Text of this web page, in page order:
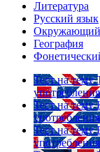
Литература
Русский язык
География
Тест на тему
употребления
Тест на тему
Тест на тему
употребления